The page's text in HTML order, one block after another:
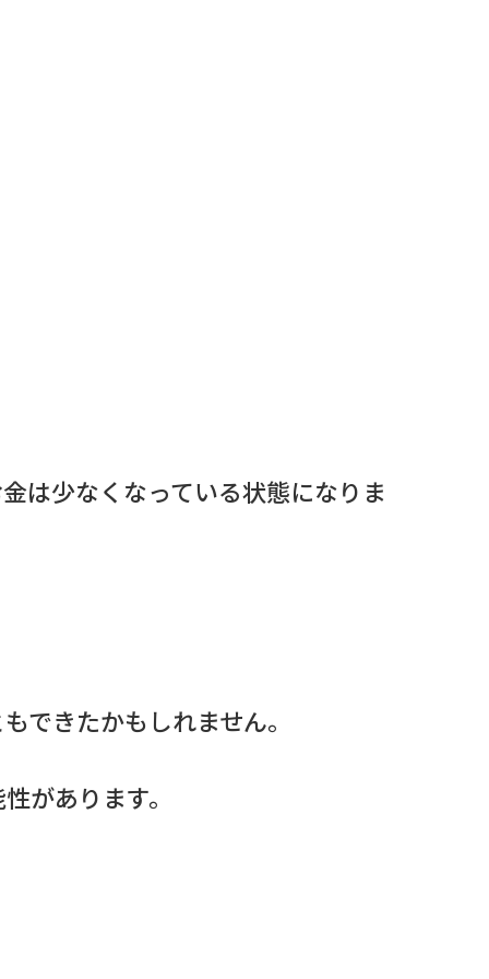
は少なくなっている状態になりま
できたかもしれません。
があります。